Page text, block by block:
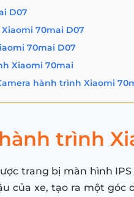
D07
70mai D07
70mai D07
Xiaomi 70mai
hành trình Xiaomi
trình
trang bị màn hình
của xe, tạo ra một